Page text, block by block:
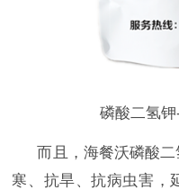
磷酸二氢
而且，海餐沃磷酸
寒、抗旱、抗病虫害，